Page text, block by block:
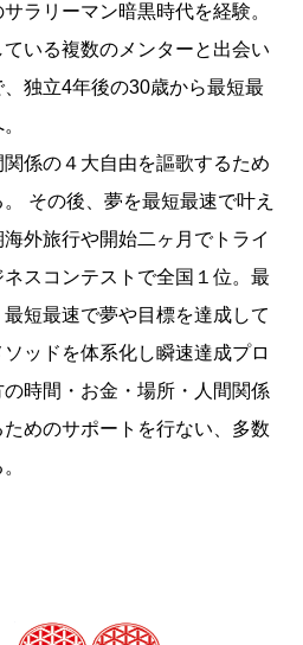
ラリーマン暗黒時代を経験。
いる複数のメンターと出会い
独立4年後の30歳から最短最
係の４大自由を謳歌するため
その後、夢を最短最速で叶え
外旅行や開始二ヶ月でトライ
スコンテストで全国１位。最
短最速で夢や目標を達成して
ッドを体系化し瞬速達成プロ
時間・お金・場所・人間関係
めのサポートを行ない、多数